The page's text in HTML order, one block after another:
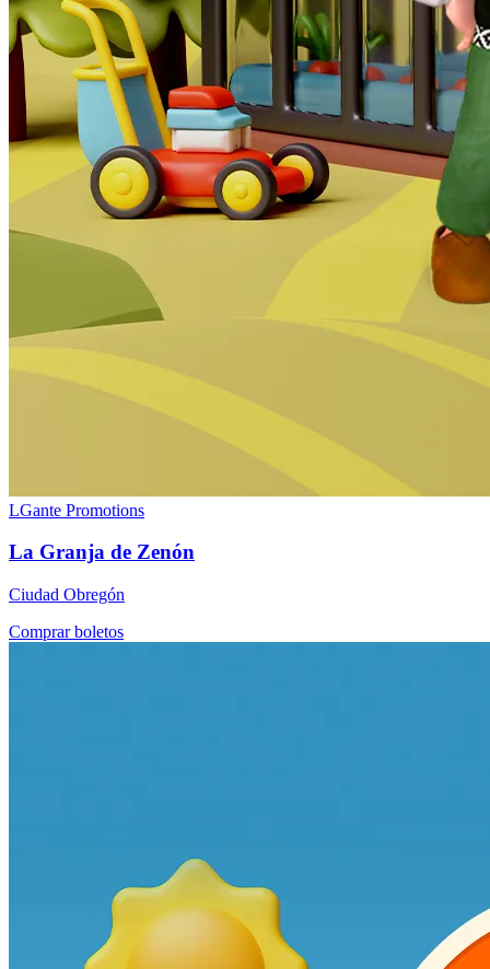
LGante Promotions
La Granja de Zenón
Ciudad Obregón
Comprar boletos